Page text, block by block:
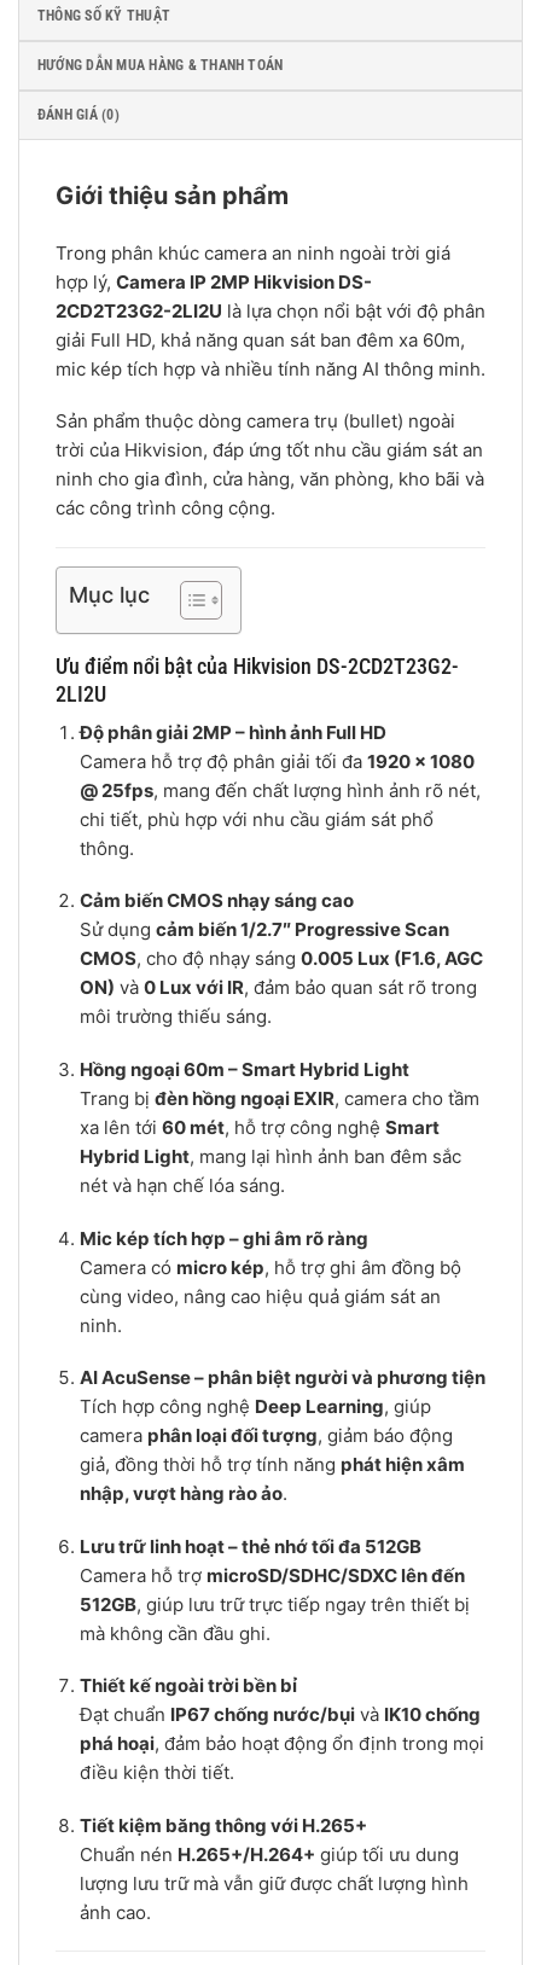
THÔNG SỐ KỸ THUẬT
HƯỚNG DẪN MUA HÀNG & THANH TOÁN
ĐÁNH GIÁ (0)
Giới thiệu sản phẩm
Trong phân khúc camera an ninh ngoài trời giá
hợp lý, Camera IP 2MP Hikvision DS-
2CD2T23G2-2LI2U là lựa chọn nổi bật với độ phân
giải Full HD, khả năng quan sát ban đêm xa 60m,
mic kép tích hợp và nhiều tính năng AI thông minh.
Sản phẩm thuộc dòng camera trụ (bullet) ngoài
trời của Hikvision, đáp ứng tốt nhu cầu giám sát an
ninh cho gia đình, cửa hàng, văn phòng, kho bãi và
các công trình công cộng.
Mục lục
Ưu điểm nổi bật của Hikvision DS-2CD2T23G2-
2LI2U
Độ phân giải 2MP – hình ảnh Full HD
Camera hỗ trợ độ phân giải tối đa 1920 × 1080
@ 25fps, mang đến chất lượng hình ảnh rõ nét,
chi tiết, phù hợp với nhu cầu giám sát phổ
thông.
Cảm biến CMOS nhạy sáng cao
Sử dụng cảm biến 1/2.7″ Progressive Scan
CMOS, cho độ nhạy sáng 0.005 Lux (F1.6, AGC
ON) và 0 Lux với IR, đảm bảo quan sát rõ trong
môi trường thiếu sáng.
Hồng ngoại 60m – Smart Hybrid Light
Trang bị đèn hồng ngoại EXIR, camera cho tầm
xa lên tới 60 mét, hỗ trợ công nghệ Smart
Hybrid Light, mang lại hình ảnh ban đêm sắc
nét và hạn chế lóa sáng.
Mic kép tích hợp – ghi âm rõ ràng
Camera có micro kép, hỗ trợ ghi âm đồng bộ
cùng video, nâng cao hiệu quả giám sát an
ninh.
AI AcuSense – phân biệt người và phương tiện
Tích hợp công nghệ Deep Learning, giúp
camera phân loại đối tượng, giảm báo động
giả, đồng thời hỗ trợ tính năng phát hiện xâm
nhập, vượt hàng rào ảo.
Lưu trữ linh hoạt – thẻ nhớ tối đa 512GB
Camera hỗ trợ microSD/SDHC/SDXC lên đến
512GB, giúp lưu trữ trực tiếp ngay trên thiết bị
mà không cần đầu ghi.
Thiết kế ngoài trời bền bỉ
Đạt chuẩn IP67 chống nước/bụivà IK10 chống
phá hoại, đảm bảo hoạt động ổn định trong mọi
điều kiện thời tiết.
Tiết kiệm băng thông với H.265+
Chuẩn nén H.265+/H.264+ giúp tối ưu dung
lượng lưu trữ mà vẫn giữ được chất lượng hình
ảnh cao.